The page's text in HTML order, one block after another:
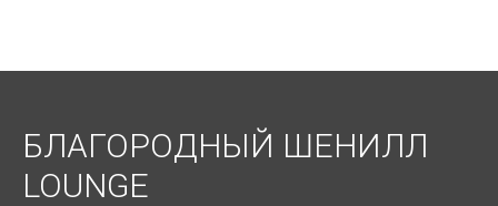
БЛАГОРОДНЫЙ ШЕНИЛЛ
LOUNGE